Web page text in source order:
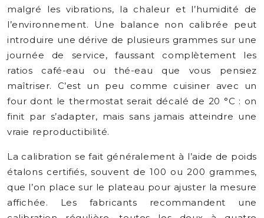
malgré les vibrations, la chaleur et l’humidité de
l’environnement. Une balance non calibrée peut
introduire une dérive de plusieurs grammes sur une
journée de service, faussant complètement les
ratios café-eau ou thé-eau que vous pensiez
maîtriser. C’est un peu comme cuisiner avec un
four dont le thermostat serait décalé de 20 °C : on
finit par s’adapter, mais sans jamais atteindre une
vraie reproductibilité.
La calibration se fait généralement à l’aide de poids
étalons certifiés, souvent de 100 ou 200 grammes,
que l’on place sur le plateau pour ajuster la mesure
affichée. Les fabricants recommandent une